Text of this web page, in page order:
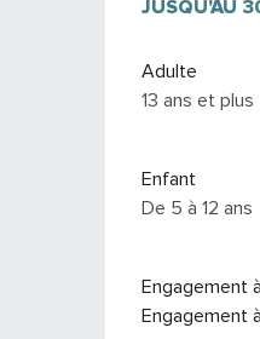
DU1 JUIN
JUSQU'AU
Adulte
13 ans et plus
Enfant
De 5 à 12 ans
Engagement
Engagement